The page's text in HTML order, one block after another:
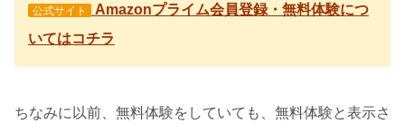
公式サイト
Amazonプライム会員登録・無料体験につ
いてはコチラ
ちなみに以前、無料体験をしていても、無料体験と表示さ